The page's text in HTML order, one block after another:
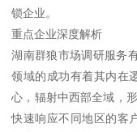
锁企业。
重点企业深度解析
湖南群狼市场调研服务
领域的成功有着其内在
心，辐射中西部全域，
快速响应不同地区的客